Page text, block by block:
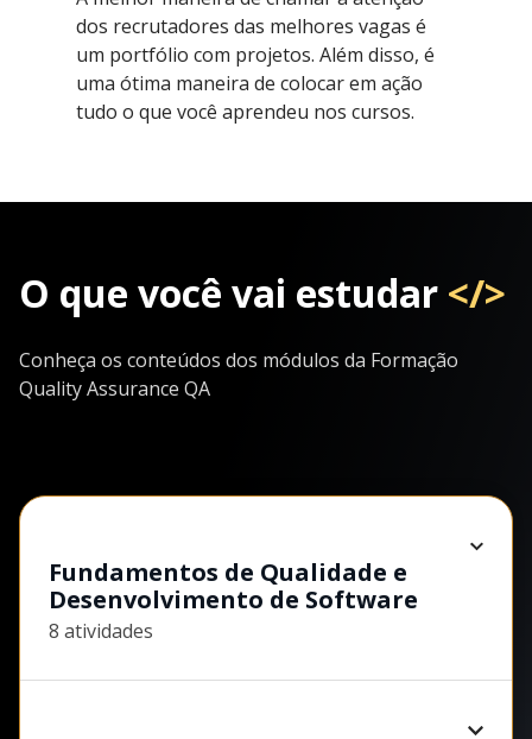
dos recrutadores das melhores vagas é
um portfólio com projetos. Além disso, é
uma ótima maneira de colocar em ação
tudo o que você aprendeu nos cursos.
O que você vai estudar </>
Conheça os conteúdos dos módulos da Formação
Quality Assurance QA
Fundamentos de Qualidade e
Desenvolvimento de Software
8 atividades